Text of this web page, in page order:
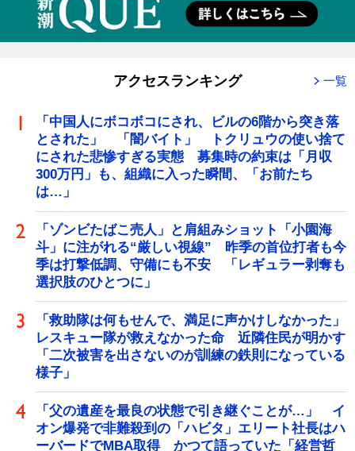
アクセスランキング 一覧
「中国人にボコボコにされ、ビルの6階から突き落
とされた」 「闇バイト」 トクリュウの使い捨て
にされた悲惨すぎる実態 募集時の約束は「月収
300万円」も、組織に入った瞬間、「お前たち
は…」
「ゾンビたばこ売人」と肩組みショット「小園海
斗」に注がれる“厳しい視線” 昨季の首位打者も今
季は打撃低調、守備にも不安 「レギュラー剥奪も
選択肢のひとつに」
「救助隊は何もせんで、満足に声かけしなかった」
レスキュー隊が救えなかった命 近隣住民が明かす
「二次被害を出さないのが訓練の鉄則になっている
様子」
「父の遺産を最良の状態で引き継ぐことが…」 イ
オン爆発で非難殺到の「ハビタ」エリート社長はハ
ーバードでMBA取得 かつて語っていた「経営哲